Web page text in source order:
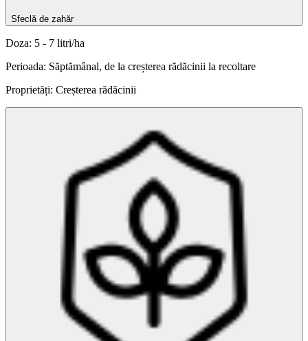
Sfeclă de zahăr
Doza: 5 - 7 litri/ha
Perioada: Săptămânal, de la creșterea rădăcinii la recoltare
Proprietăți: Creșterea rădăcinii